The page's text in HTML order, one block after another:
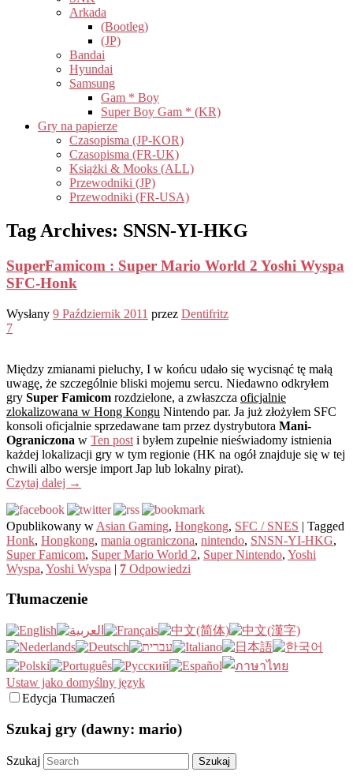
Arkada
(Bootleg)
(JP)
Bandai
Hyundai
Samsung
Gam * Boy
Super Boy Gam * (KR)
Gry na papierze
Czasopisma (JP-KOR)
Czasopisma (FR-UK)
Książki & Mooks (ALL)
Przewodniki (JP)
Przewodniki (FR-USA)
Tag Archives: SNSN-YI-HKG
SuperFamicom : Super Mario World 2 Yoshi Wyspa
SFC-Honk
Wysłany 9 Październik 2011 przez Dentifritz
7
Między zmianami pieluchy, I w końcu udało się wycisnąć tę małą
uwagę, że szczególnie bliski mojemu sercu. Niedawno odkryłem
gry Super Famicom rozdzielone, a zwłaszcza oficjalnie
zlokalizowana w Hong Kongu Nintendo par. Ja już złożyłem SFC
konsoli oficjalnie sprzedawane tam przez dystrybutora Mani-
Ograniczona w Ten post i byłem zupełnie nieświadomy istnienia
każdej lokalizacji gry w tym regionie (HK na ogół znajduje się w tej
chwili albo wersje import Jap lub lokalny pirat).
Czytaj dalej →
Opublikowany w Asian Gaming, Hongkong, SFC / SNES | Tagged
Honk, Hongkong, mania ograniczona, nintendo, SNSN-YI-HKG,
Super Famicom, Super Mario World 2, Super Nintendo, Yoshi
Wyspa, Yoshi Wyspa | 7 Odpowiedzi
Tłumaczenie
Ustaw jako domyślny język
Edycja Tłumaczeń
Szukaj gry (dawny: mario)
Szukaj